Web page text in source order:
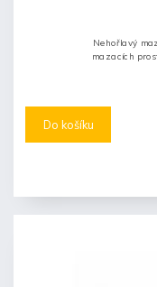
Do košíku
Nehořlavý
mazacích